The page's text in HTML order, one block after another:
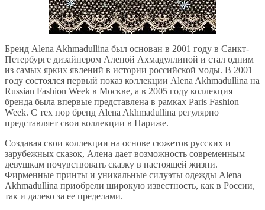
Бренд Alena Akhmadullina был основан в 2001 году в Санкт-
Петербурге дизайнером Аленой Ахмадуллиной и стал одним
из самых ярких явлений в истории российской моды. В 2001
году состоялся первый показ коллекции Alena Akhmadullina на
Russian Fashion Week в Москве, а в 2005 году коллекция
бренда была впервые представлена в рамках Paris Fashion
Week. С тех пор бренд Alena Akhmadullina регулярно
представляет свои коллекции в Париже.
Создавая свои коллекции на основе сюжетов русских и
зарубежных сказок, Алена дает возможность современным
девушкам почувствовать сказку в настоящей жизни.
Фирменные принты и уникальные силуэты одежды Alena
Akhmadullina приобрели широкую известность, как в России,
так и далеко за ее пределами.